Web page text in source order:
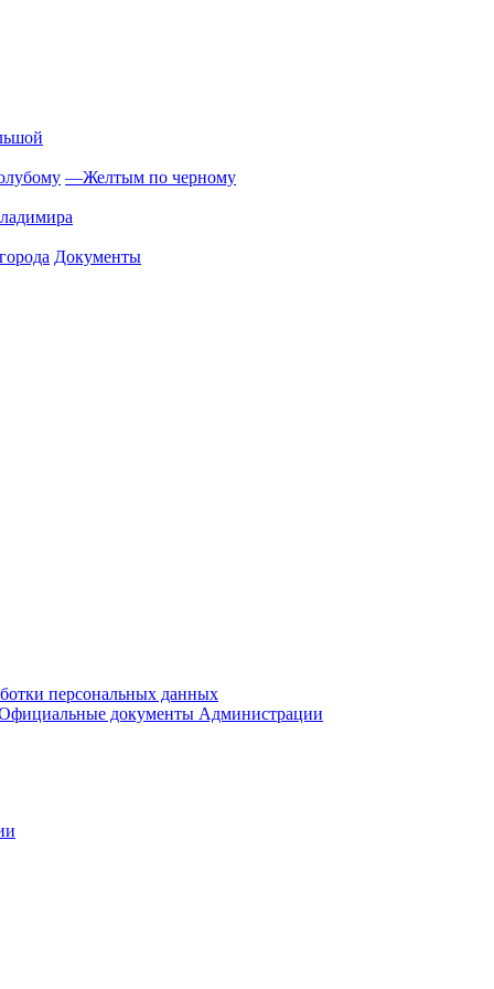
—Желтым по черному
Документы
персональных данных
документы Администрации